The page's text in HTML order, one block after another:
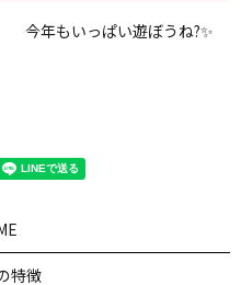
今年もいっぱい遊ぼうね?✨
特徴